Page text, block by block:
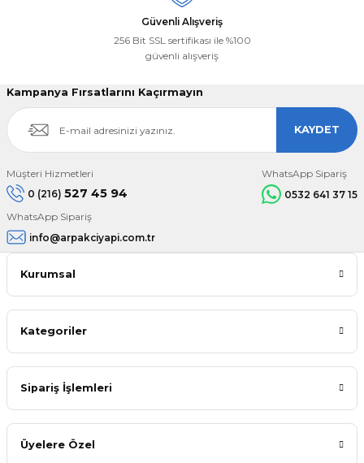
Güvenli Alışveriş
256 Bit SSL sertifikası ile %100
güvenli alışveriş
Kampanya Fırsatlarını Kaçırmayın
KAYDET
Müşteri Hizmetleri
0 (216) 527 45 94
WhatsApp Sipariş
0532 641 37 15
WhatsApp Sipariş
info@arpakciyapi.com.tr
Kurumsal
Kategoriler
Sipariş İşlemleri
Üyelere Özel